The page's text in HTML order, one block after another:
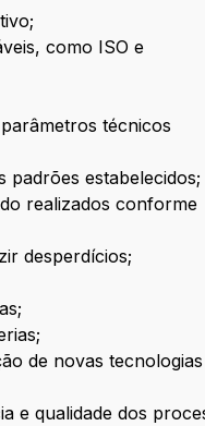
como ISO e
técnicos
estabelecidos;
realizados conforme
desperdícios;
de novas
e qualidade dos